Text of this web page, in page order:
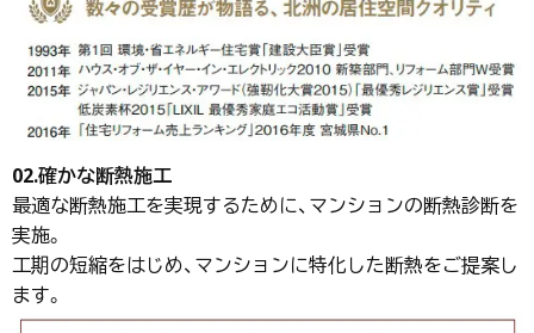
02.確かな断熱施工
最適な断熱施工を実現するために、マンションの断熱診断を
実施。
工期の短縮をはじめ、マンションに特化した断熱をご提案し
ます。